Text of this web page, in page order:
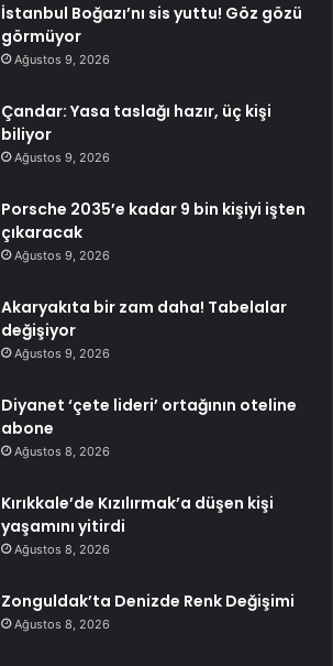
İstanbul Boğazı’nı sis yuttu! Göz gözü
görmüyor
Ağustos 9, 2026
Çandar: Yasa taslağı hazır, üç kişi
biliyor
Ağustos 9, 2026
Porsche 2035’e kadar 9 bin kişiyi işten
çıkaracak
Ağustos 9, 2026
Akaryakıta bir zam daha! Tabelalar
değişiyor
Ağustos 9, 2026
Diyanet ‘çete lideri’ ortağının oteline
abone
Ağustos 8, 2026
Kırıkkale’de Kızılırmak’a düşen kişi
yaşamını yitirdi
Ağustos 8, 2026
Zonguldak’ta Denizde Renk Değişimi
Ağustos 8, 2026